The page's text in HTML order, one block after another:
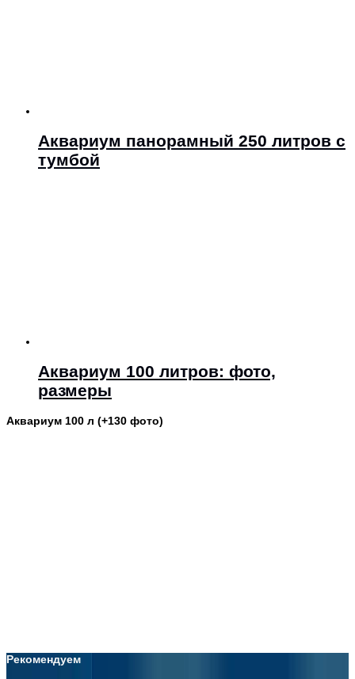
Аквариум панорамный 250 литров с
тумбой
Аквариум 100 литров: фото,
размеры
Аквариум 100 л (+130 фото)
Рекомендуем